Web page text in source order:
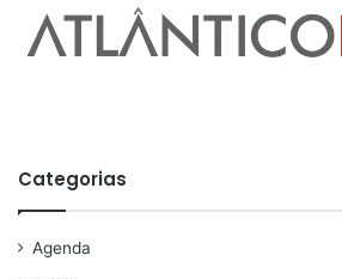
Categorias
Agenda